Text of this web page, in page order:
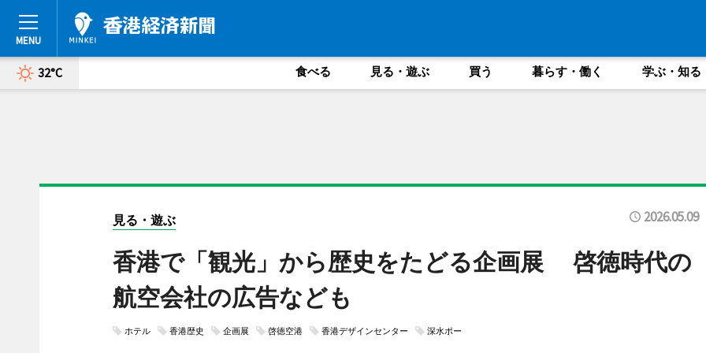
32°C 食べる 見る・遊ぶ 買う 暮らす・働く 学ぶ・知る
見る・遊ぶ 2026.05.09
香港で「観光」から歴史をたどる企画展 啓徳時代の
航空会社の広告なども
ホテル 香港歴史 企画展 啓徳空港 香港デザインセンター 深水ポー